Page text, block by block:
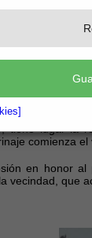
DE LAS PENAS.
las dedicadas a
tiene lugar la
comienza
en honor
vecindad, que